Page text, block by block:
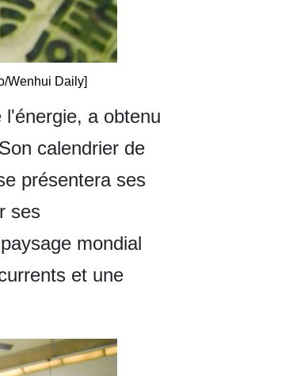
Wenhui Daily]
a obtenu
calendrier de
présentera ses
ses
mondial
et une